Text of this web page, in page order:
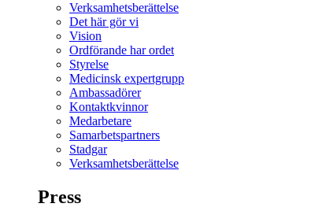
Verksamhetsberättelse
Det här gör vi
Vision
Ordförande har ordet
Styrelse
Medicinsk expertgrupp
Ambassadörer
Kontaktkvinnor
Medarbetare
Samarbetspartners
Stadgar
Verksamhetsberättelse
Press